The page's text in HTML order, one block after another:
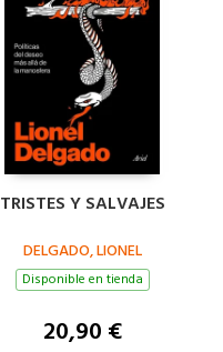
TRISTES Y SALVAJES
DELGADO, LIONEL
Disponible en tienda
20,90 €